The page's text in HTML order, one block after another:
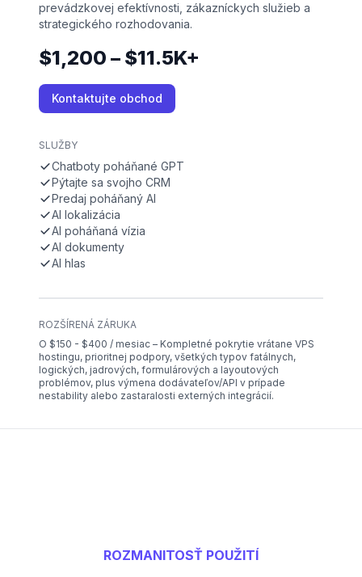
prevádzkovej efektívnosti, zákazníckych služieb a
strategického rozhodovania.
$1,200 – $11.5K+
Kontaktujte obchod
SLUŽBY
Chatboty poháňané GPT
Pýtajte sa svojho CRM
Predaj poháňaný AI
AI lokalizácia
AI poháňaná vízia
AI dokumenty
AI hlas
ROZŠÍRENÁ ZÁRUKA
O $150 - $400 / mesiac – Kompletné pokrytie vrátane VPS
hostingu, prioritnej podpory, všetkých typov fatálnych,
logických, jadrových, formulárových a layoutových
problémov, plus výmena dodávateľov/API v prípade
nestability alebo zastaralosti externých integrácií.
ROZMANITOSŤ POUŽITÍ